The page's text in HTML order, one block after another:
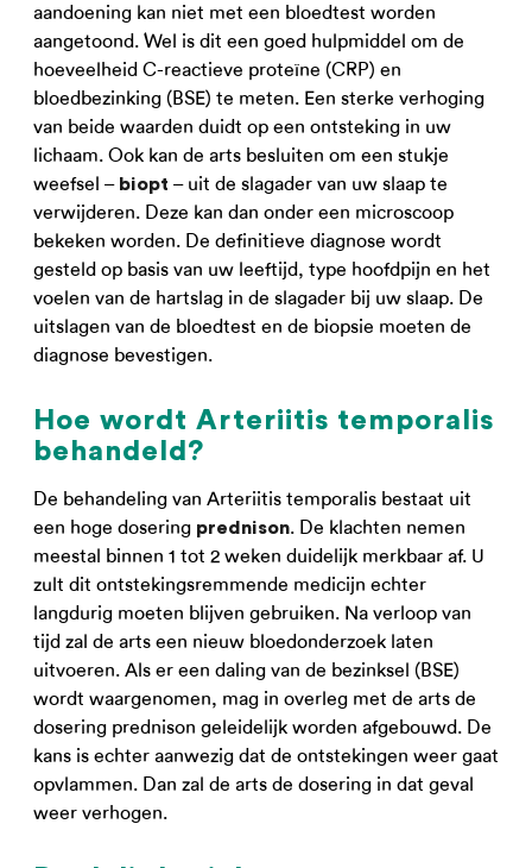
aandoening kan niet met een bloedtest worden
aangetoond. Wel is dit een goed hulpmiddel om de
hoeveelheid C-reactieve proteïne (CRP) en
bloedbezinking (BSE) te meten. Een sterke verhoging
van beide waarden duidt op een ontsteking in uw
lichaam. Ook kan de arts besluiten om een stukje
weefsel – biopt – uit de slagader van uw slaap te
verwijderen. Deze kan dan onder een microscoop
bekeken worden. De definitieve diagnose wordt
gesteld op basis van uw leeftijd, type hoofdpijn en het
voelen van de hartslag in de slagader bij uw slaap. De
uitslagen van de bloedtest en de biopsie moeten de
diagnose bevestigen.
Hoe wordt Arteriitis temporalis
behandeld?
De behandeling van Arteriitis temporalis bestaat uit
een hoge dosering prednison. De klachten nemen
meestal binnen 1 tot 2 weken duidelijk merkbaar af. U
zult dit ontstekingsremmende medicijn echter
langdurig moeten blijven gebruiken. Na verloop van
tijd zal de arts een nieuw bloedonderzoek laten
uitvoeren. Als er een daling van de bezinksel (BSE)
wordt waargenomen, mag in overleg met de arts de
dosering prednison geleidelijk worden afgebouwd. De
kans is echter aanwezig dat de ontstekingen weer gaat
opvlammen. Dan zal de arts de dosering in dat geval
weer verhogen.